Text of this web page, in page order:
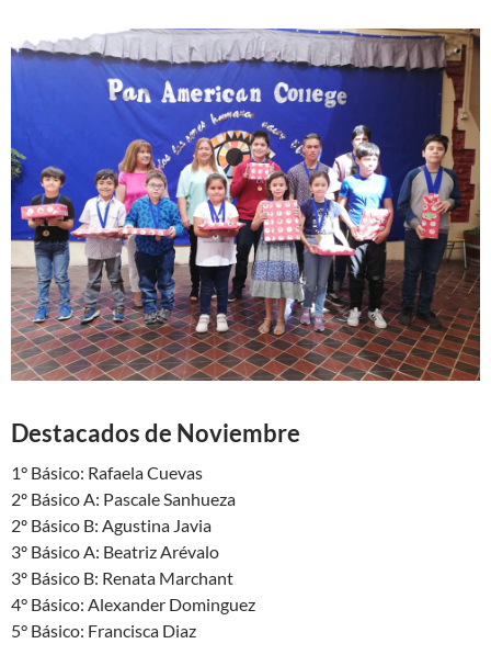
Destacados de Noviembre
1° Básico: Rafaela Cuevas
2º Básico A: Pascale Sanhueza
2º Básico B: Agustina Javia
3º Básico A: Beatriz Arévalo
3º Básico B: Renata Marchant
4° Básico: Alexander Dominguez
5° Básico: Francisca Diaz